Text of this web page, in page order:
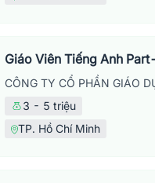
Giáo Viên Tiếng Anh
3 - 5 triệu
TP. Hồ Chí Minh